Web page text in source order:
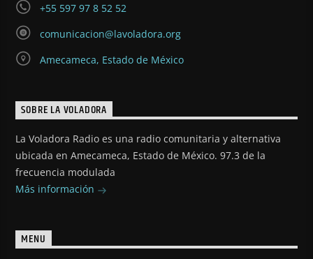
+55 597 97 8 52 52
comunicacion@lavoladora.org
Amecameca, Estado de México
SOBRE LA VOLADORA
La Voladora Radio es una radio comunitaria y alternativa
ubicada en Amecameca, Estado de México. 97.3 de la
frecuencia modulada
Más información
MENU